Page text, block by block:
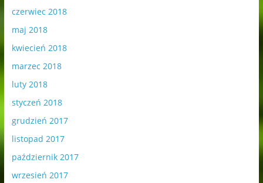
czerwiec 2018
maj 2018
kwiecień 2018
marzec 2018
luty 2018
styczeń 2018
grudzień 2017
listopad 2017
październik 2017
wrzesień 2017